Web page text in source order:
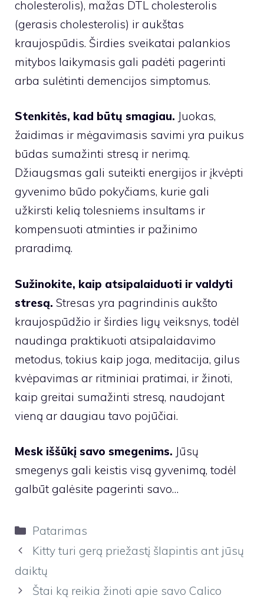
cholesterolis), mažas DTL cholesterolis
(gerasis cholesterolis) ir aukštas
kraujospūdis. Širdies sveikatai palankios
mitybos laikymasis gali padėti pagerinti
arba sulėtinti demencijos simptomus.
Stenkitės, kad būtų smagiau. Juokas,
žaidimas ir mėgavimasis savimi yra puikus
būdas sumažinti stresą ir nerimą.
Džiaugsmas gali suteikti energijos ir įkvėpti
gyvenimo būdo pokyčiams, kurie gali
užkirsti kelią tolesniems insultams ir
kompensuoti atminties ir pažinimo
praradimą.
Sužinokite, kaip atsipalaiduoti ir valdyti
stresą. Stresas yra pagrindinis aukšto
kraujospūdžio ir širdies ligų veiksnys, todėl
naudinga praktikuoti atsipalaidavimo
metodus, tokius kaip joga, meditacija, gilus
kvėpavimas ar ritminiai pratimai, ir žinoti,
kaip greitai sumažinti stresą, naudojant
vieną ar daugiau tavo pojūčiai.
Mesk iššūkį savo smegenims. Jūsų
smegenys gali keistis visą gyvenimą, todėl
galbūt galėsite pagerinti savo…
Kategorijos
Patarimas
Kitty turi gerą priežastį šlapintis ant jūsų
daiktų
Štai ką reikia žinoti apie savo Calico